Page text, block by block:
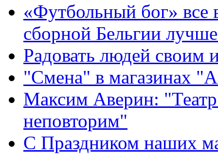
«Футбольный бог» все
сборной Бельгии
Радовать людей своим
"Смена" в магазинах
Максим Аверин:
неповторим"
С Праздником наших